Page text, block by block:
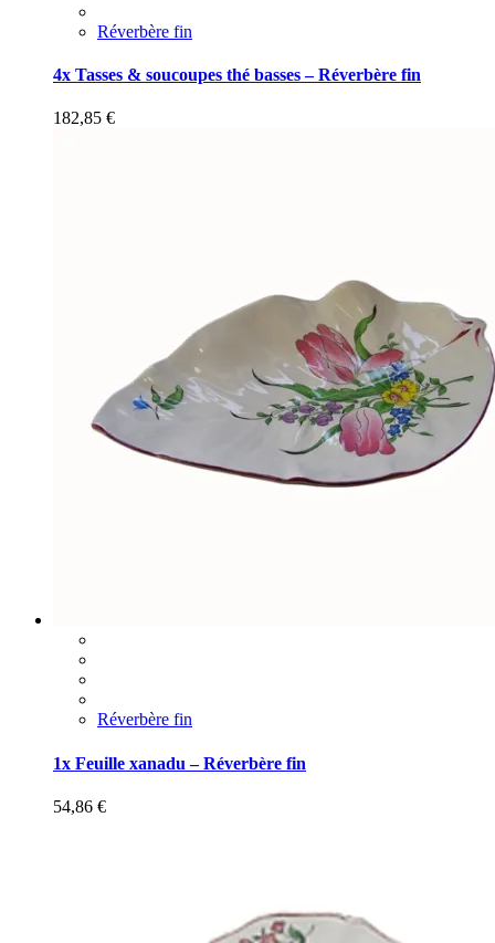
Réverbère fin
4x Tasses & soucoupes thé basses – Réverbère fin
182,85 €
Réverbère fin
1x Feuille xanadu – Réverbère fin
54,86 €